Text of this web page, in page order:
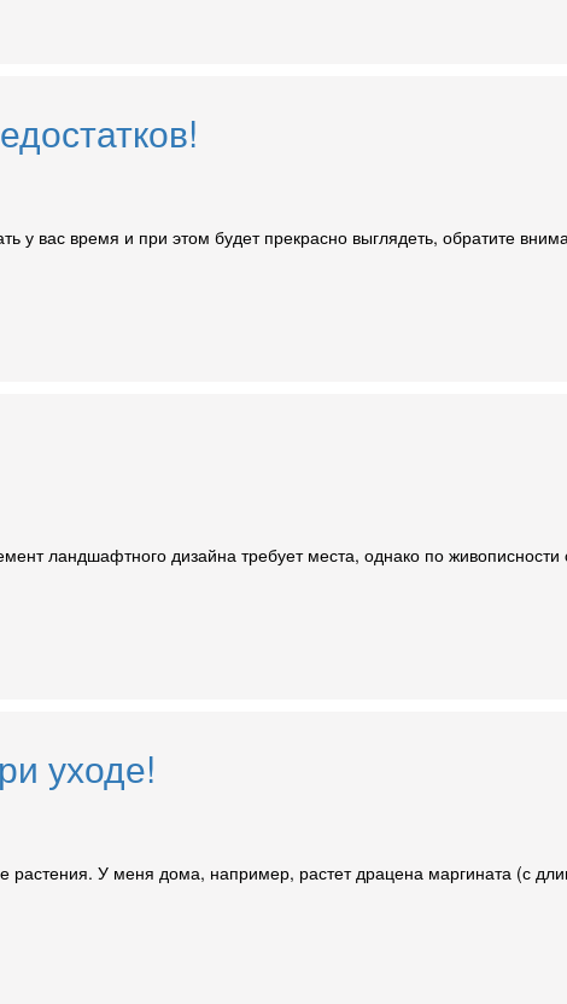
у вас время и при этом будет прекрасно выглядеть, обратите
ландшафтного дизайна требует места, однако по живописности
уходе!
растения. У меня дома, например, растет драцена маргината (с